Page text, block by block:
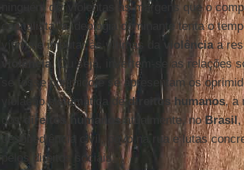
ninguém diz violentas as margens que o
capitalista, a ideologia dominante tenta o
vítima e imputar às vítimas da
violênciaa
violência. Ou seja, invertem-se as relações
se fosse oprimido e se apresentam os
violação sistemática de direitos humanos, a
dos
direitos humanosatualmente, noBrasil,
desobediência civil, povo na rua e lutas
pelos direitos sociais.